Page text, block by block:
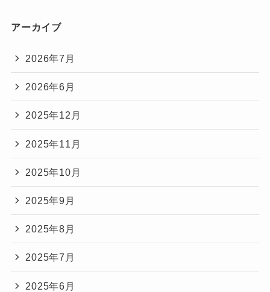
アーカイブ
2026年7月
2026年6月
2025年12月
2025年11月
2025年10月
2025年9月
2025年8月
2025年7月
2025年6月